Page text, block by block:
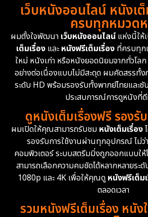
เว็บหนังออนไลน์ หนังเ
ครบทุกหมวด
ผมตั้งใจพัฒนา เว็บหนังออนไลน์แห่งนี้ให้
เต็มเรื่อง และหนังฟรีเต็มเรื่อง ที่ครบทุก
ใหม่ หนังเก่า หรือหนังยอดนิยมจากทั่วโล
อย่างต่อเนื่องแบบไม่มีสะดุด ผมคัดสรรทั้
ระดับ HD พร้อมรองรับทั้งพากย์ไทยและซั
ประสบการณ์การดูหนังที่
ดูหนังเต็มเรื่องฟรี รอง
ผมเปิดให้คุณสามารถรับชม หนังเต็มเรื่อง
รองรับการใช้งานผ่านทุกอุปกรณ์ ไม่ว่
คอมพิวเตอร์ ระบบสตรีมมิ่งถูกออกแบบให้โ
สามารถเลือกความคมชัดได้หลากหลายระ
1080p และ 4K เพื่อให้คุณดู หนังฟรีเต็ม
ตลอดเวลา
รวมหนังฟรีเต็มเรื่อง หนัง